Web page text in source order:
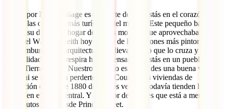
Pasear porDean Village es olvidarte de que estás en el corazón de
una de las ciudades más turísticas del mundo. Este pequeño barrio
que en su día fue el hogar de varios molinos que aprovechaban el
agua del Water of Leith hoy es uno de los rincones más pintorescos
de Edimburgo. Su arquitectura medieval, el río que lo cruza y la
tranquilidad que se respira hacen pensar que estás en un pueblecito
en las Tierras Altas. Nuestro consejo es que te des una buena vuelta
y que ni se te ocurra perderte Well Court, unas viviendas de
protección oficial de 1880 donde los vecinos todavía tienden la
colada en el patio central. Y lo mejor de todo es que está a menos de
15 minutos a pie desde Princes Street.